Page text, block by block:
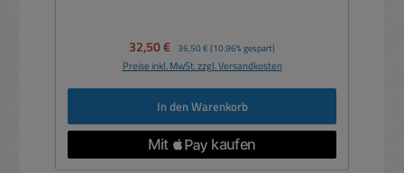
Verkaufspreis:
32,50 € Regulärer Preis:
36,50 € (10.96% gespart)
Preise inkl. MwSt. zzgl. Versandkosten
In den Warenkorb